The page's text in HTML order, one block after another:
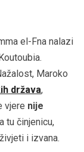
el-Fna nalazi
Maroko
država,
vjere nije
tu činjenicu,
i izvana.